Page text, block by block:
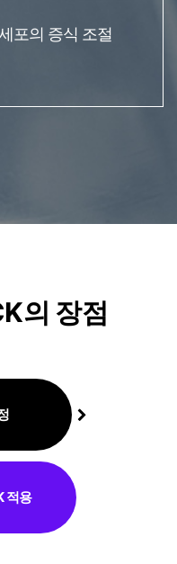
포의 증식 조절
의 장점
적용